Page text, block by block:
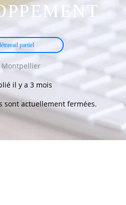
partiel
Montpellier
il y a 3 mois
sont actuellement fermées.